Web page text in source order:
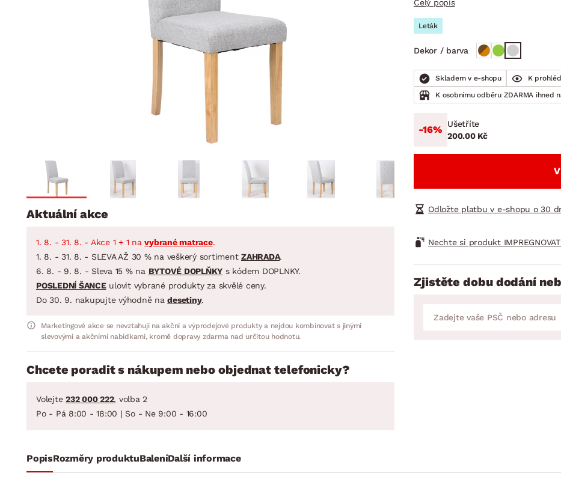
STOLOVÁNÍ A VAŘENÍ
Jídelní servis
Příbory
Zobrazit vše
DOMÁCÍ SPOTŘEBIČE
Koupelnové sestavy
Jídelní sestavy
Celý popis
Leták
Dekor / barva
Skladem v e-shopu K
K osobnímu odběru ZDARMA ihned
-16%
Ušetříte
200.00 Kč
Odložte platbu v e-shopu o 30
Nechte si produkt
Zjistěte dobu dodání
Aktuální akce
1. 8. - 31. 8. - Akce 1 + 1 navybrané matrace.
1. 8. - 31. 8. - SLEVA AŽ 30 % na veškerý sortiment ZAHRADA.
6. 8. - 9. 8. - Sleva 15 % na BYTOVÉ DOPLŇKY s kódem DOPLNKY.
POSLEDNÍ ŠANCEulovit vybrané produkty za skvělé ceny.
Do 30. 9. nakupujte výhodně nadesetiny.
Marketingové akce se nevztahují na akční a výprodejové produkty a nejdou kombinovat s jinými
slevovými a akčními nabídkami, kromě dopravy zdarma nad určitou hodnotu.
Chcete poradit s nákupem nebo objednat telefonicky?
Volejte 232 000 222, volba 2
Po - Pá 8:00 - 18:00 | So - Ne 9:00 - 16:00
PopisRozměry produktuBaleníDalší informace